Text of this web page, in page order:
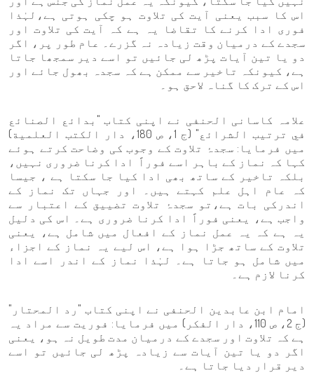
اس کا سبب یعنی آیت کی تلاوت ہو چکی ہوتی ہے،لہٰذا
فوری ادا کرنے کا تقاضا یہ ہے کہ آیت کی تلاوت اور
سجدے کے درمیان وقت زیادہ نہ گزرے۔ عام طور پر، اگر
دو یا تین آیات پڑھ لی جائیں تو اسے دیر سمجھا جاتا
ہے، کیونکہ تاخیر سے ممکن ہے کہ سجدہ بھول جائے اور
اس کے ترک کا گناہ لاحق ہو۔
علامہ کاسانی الحنفی نے اپنی کتاب "بدائع الصنائع
في ترتيب الشرائع" (ج 1، ص 180، دار الكتب العلمية)
میں فرمایا: سجدۂ تلاوت کے وجوب کی وضاحت کرتے ہوئے
کہا کہ نماز کے باہر اسے فوراً ادا کرنا ضروری نہیں،
بلکہ تاخیر کے ساتھ بھی ادا کیا جا سکتا ہے ، جیسا
کہ عام اہل علم کہتے ہیں۔ اور جہاں تک نماز کے
اندرکی بات ہے،تو سجدۂ تلاوت تضییق کے اعتبار سے
واجب ہے، یعنی فوراً ادا کرنا ضروری ہے۔ اس کی دلیل
یہ ہے کہ یہ عمل نماز کے افعال میں شامل ہے، یعنی
تلاوت کے ساتھ جڑا ہوا ہے، اس لیے یہ نماز کے اجزاء
میں شامل ہو جاتا ہے۔ لہٰذا نماز کے اندر اسے ادا
کرنا لازم ہے۔
امام ابن عابدین الحنفی نے اپنی کتاب "رد المحتار"
(ج 2، ص 110، دار الفكر) میں فرمایا: فوریت سے مراد یہ
ہے کہ تلاوت اور سجدے کے درمیان مدت طویل نہ ہو، یعنی
اگر دو یا تین آیات سے زیادہ پڑھ لی جائیں تو اسے
دیر قرار دیا جاتا ہے۔